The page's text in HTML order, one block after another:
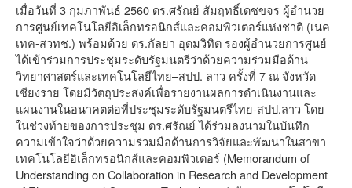
เมื่อวันที่ 3 กุมภาพันธ์ 2560 ดร.ศรัณย์ สัมฤทธิ์เดชขจร ผู้อำนวย
การศูนย์เทคโนโลยีอิเล็กทรอนิกส์และคอมพิวเตอร์แห่งชาติ (เนค
เทค-สวทช.) พร้อมด้วย ดร.กัลยา อุดมวิทิต รองผู้อำนวยการศูนย์
ได้เข้าร่วมการประชุมระดับรัฐมนตรีว่าด้วยความร่วมมือด้าน
วิทยาศาสตร์และเทคโนโลยีไทย–สปป. ลาว ครั้งที่ 7 ณ จังหวัด
เชียงราย โดยมีวัตถุประสงค์เพื่อรายงานผลการดำเนินงานและ
แผนงานในอนาคตต่อที่ประชุมระดับรัฐมนตรีไทย-สปป.ลาว โดย
ในช่วงท้ายของการประชุม ดร.ศรัณย์ ได้ร่วมลงนามในบันทึก
ความเข้าใจว่าด้วยความร่วมมือด้านการวิจัยและพัฒนาในสาขา
เทคโนโลยีอิเล็กทรอนิกส์และคอมพิวเตอร์ (Memorandum of
Understanding on Collaboration in Research and Development